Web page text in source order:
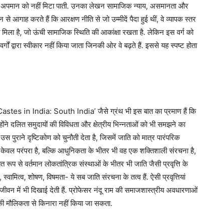
को नहीं मिटा पाती. उनका लेखन सामाजिक न्याय, असमानता और
आगाह करते हैं कि आरक्षण नीति से जो उम्मीदें पैदा हुई थीं, वे व्यापक स्तर
है, जो ऊंची सामाजिक स्थिति की आकांक्षा रखता है. लेकिन इस वर्ग को
द्वारा स्वीकार नहीं किया जाता जिनकी ओर वे बढ़ते हैं. इससे यह स्पष्ट होता
in India: South India’ जैसे ग्रंथ भी इस बात का प्रमाण हैं कि
दलित समुदायों की विविधता और क्षेत्रीय भिन्नताओं को भी समझने का
पुराने दृष्टिकोण को चुनौती देता है, जिसमें जाति को मात्र पारंपरिक
परंपरा है, बल्कि आधुनिकता के भीतर भी वह एक शक्तिशाली संरचना है,
रूप से वर्तमान लोकतांत्रिक संस्थाओं के भीतर भी जाति जैसी प्रवृत्ति के
शोषण, विषमता- ये सब जाति संरचना के तत्व हैं. ऐसी प्रवृत्तियां
में भी दिखाई देती हैं. प्रोफेसर नंदू राम की समाजशास्त्रीय अवधारणाओं
से किनारा नहीं किया जा सकता.